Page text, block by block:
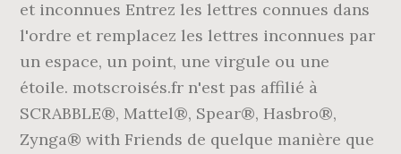
et inconnues Entrez les lettres connues dans
l'ordre et remplacez les lettres inconnues par
un espace, un point, une virgule ou une
étoile. motscroisés.fr n'est pas affilié à
SCRABBLE®, Mattel®, Spear®, Hasbro®,
Zynga® with Friends de quelque manière que